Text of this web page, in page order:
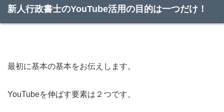
新人行政書士のYouTube活用の目的は一つだけ！
最初に基本の基本をお伝えします。
YouTubeを伸ばす要素は２つです。